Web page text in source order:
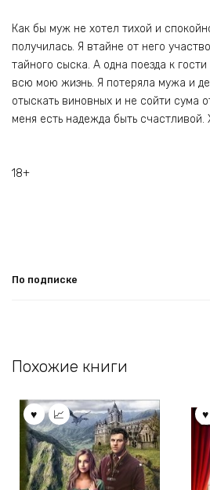
Как бы муж не хотел тихой и
получилась. Я втайне от него
тайного сыска. А одна поезда к
всю мою жизнь. Я потеряла мужа и
отыскать виновных и не сойти сума
меня есть надежда быть счастливой.
18+
По подписке
Похожие книги